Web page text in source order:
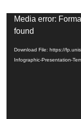
Video
Player
Media error:
found
Download File: https://
Infographic-Presentation-